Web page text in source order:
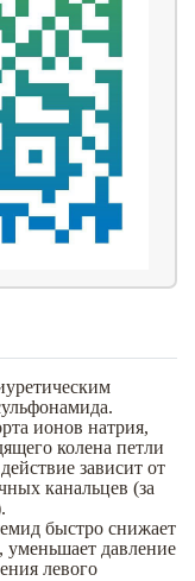
ионов натрия,
колена петли
зависит от
канальцев (за
быстро снижает
уменьшает давление
левого